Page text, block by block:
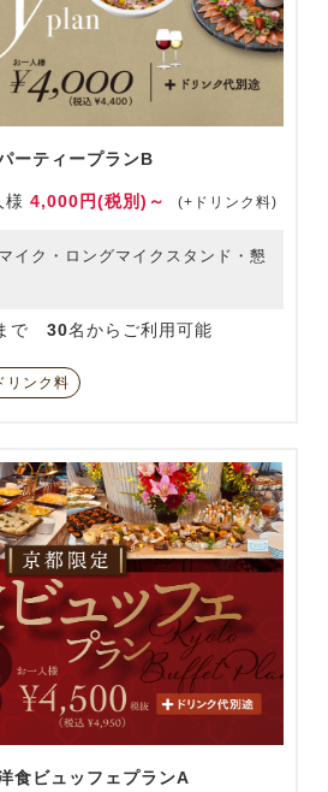
ーティープランB
様 4,000円(税別)～ (+ドリンク料)
イク・ロングマイクスタンド・懇
で 30名からご利用可能
リンク料
食ビュッフェプランA